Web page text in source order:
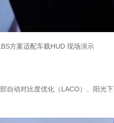
方案适配车载HUD 现场演示
动对比度优化（LACO）、阳光下